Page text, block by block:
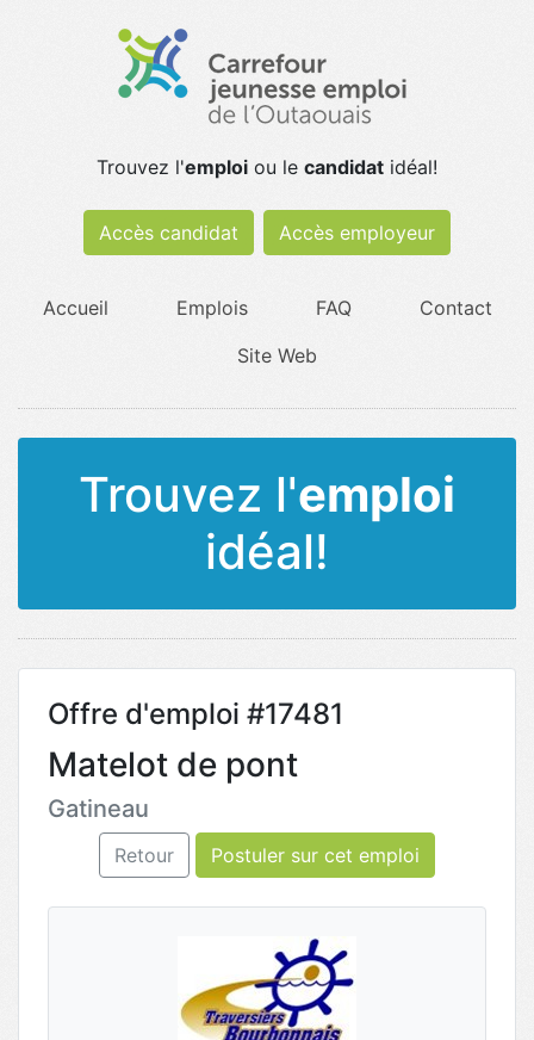
Trouvez l'emploi ou le candidat idéal!
Accès candidat Accès employeur
Accueil Emplois FAQ
Contact
Site Web
Trouvez l'emploi
idéal!
Offre d'emploi #17481
Matelot de pont
Gatineau
Retour Postuler sur cet emploi